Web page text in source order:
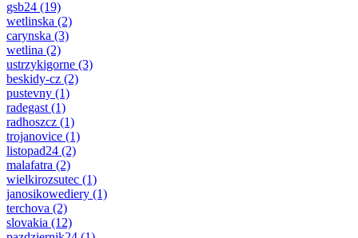
gsb24 (19)
wetlinska (2)
carynska (3)
wetlina (2)
ustrzykigorne (3)
beskidy-cz (2)
pustevny (1)
radegast (1)
radhoszcz (1)
trojanovice (1)
listopad24 (2)
malafatra (2)
wielkirozsutec (1)
janosikowediery (1)
terchova (2)
slovakia (12)